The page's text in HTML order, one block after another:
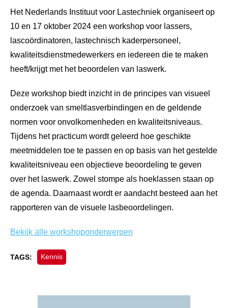
Het Nederlands Instituut voor Lastechniek organiseert op
10 en 17 oktober 2024 een workshop voor lassers,
lascoördinatoren, lastechnisch kaderpersoneel,
kwaliteitsdienstmedewerkers en iedereen die te maken
heeft/krijgt met het beoordelen van laswerk.
Deze workshop biedt inzicht in de principes van visueel
onderzoek van smeltlasverbindingen en de geldende
normen voor onvolkomenheden en kwaliteitsniveaus.
Tijdens het practicum wordt geleerd hoe geschikte
meetmiddelen toe te passen en op basis van het gestelde
kwaliteitsniveau een objectieve beoordeling te geven
over het laswerk. Zowel stompe als hoeklassen staan op
de agenda. Daarnaast wordt er aandacht besteed aan het
rapporteren van de visuele lasbeoordelingen.
Bekijk alle workshoponderwerpen
TAGS: Kennis